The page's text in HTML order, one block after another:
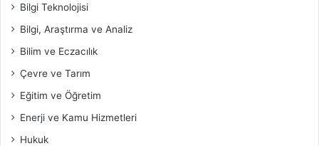
Bilgi Teknolojisi
Bilgi, Araştırma ve Analiz
Bilim ve Eczacılık
Çevre ve Tarım
Eğitim ve Öğretim
Enerji ve Kamu Hizmetleri
Hukuk